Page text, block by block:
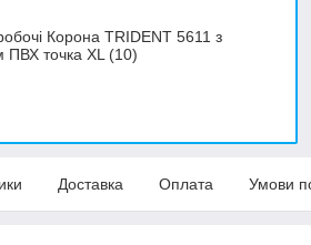
Корона TRIDENT 5611 з
ПВХ точка XL (10)
Доставка Оплата Умови